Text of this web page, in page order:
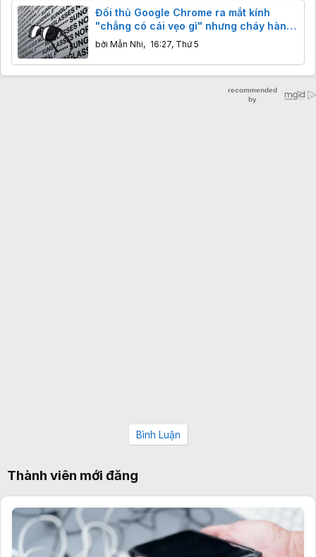
Đối thủ Google Chrome ra mắt kính
"chẳng có cái vẹo gì" nhưng cháy hàng
ngay lập tức
bởi Mẫn Nhi, 16:27, Thứ 5
Bình Luận
Thành viên mới đăng